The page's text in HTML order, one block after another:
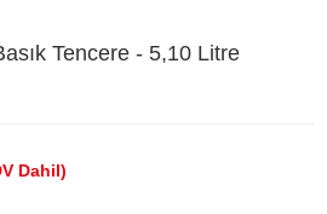
Tencere - 5,10 Litre
Dahil)